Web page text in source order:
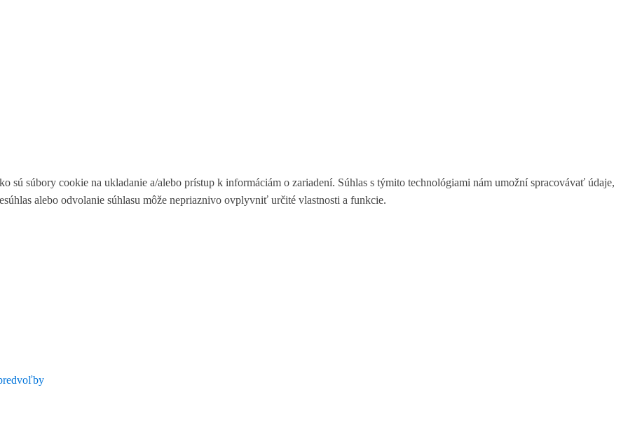
sú súbory cookie na ukladanie a/alebo prístup k informáciám o zariadení. Súhlas s týmito technológiami nám umožní spracovávať údaje,
alebo odvolanie súhlasu môže nepriaznivo ovplyvniť určité vlastnosti a funkcie.